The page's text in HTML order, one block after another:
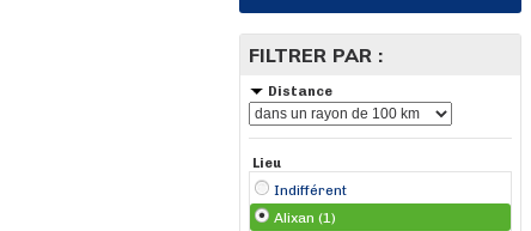
FILTRER PAR :
Distance
Lieu
Indifférent
Alixan (1)